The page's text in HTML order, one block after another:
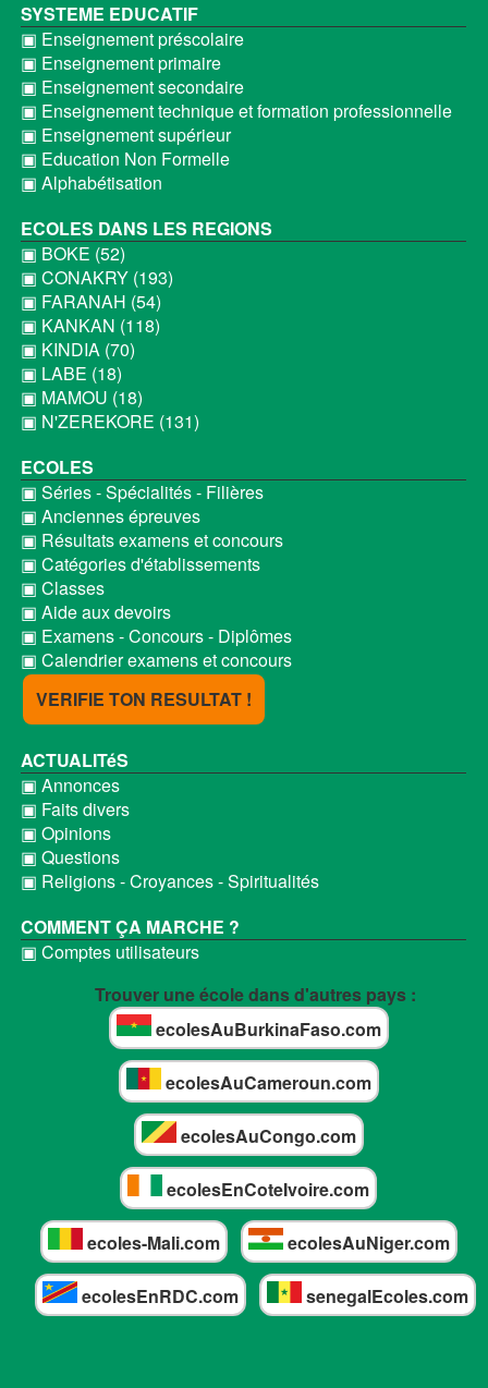
SYSTEME EDUCATIF
▣ Enseignement préscolaire
▣ Enseignement primaire
▣ Enseignement secondaire
▣ Enseignement technique et formation professionnelle
▣ Enseignement supérieur
▣ Education Non Formelle
▣ Alphabétisation
ECOLES DANS LES REGIONS
▣ BOKE (52)
▣ CONAKRY (193)
▣ FARANAH (54)
▣ KANKAN (118)
▣ KINDIA (70)
▣ LABE (18)
▣ MAMOU (18)
▣ N'ZEREKORE (131)
ECOLES
▣ Séries - Spécialités - Filières
▣ Anciennes épreuves
▣ Résultats examens et concours
▣ Catégories d'établissements
▣ Classes
▣ Aide aux devoirs
▣ Examens - Concours - Diplômes
▣ Calendrier examens et concours
VERIFIE TON RESULTAT !
ACTUALITéS
▣ Annonces
▣ Faits divers
▣ Opinions
▣ Questions
▣ Religions - Croyances - Spiritualités
COMMENT ÇA MARCHE ?
▣ Comptes utilisateurs
Trouver une école dans d'autres pays :
ecolesAuBurkinaFaso.com
ecolesAuCameroun.com
ecolesAuCongo.com
ecolesEnCoteIvoire.com
ecoles-Mali.com ecolesAuNiger.com
ecolesEnRDC.com senegalEcoles.com